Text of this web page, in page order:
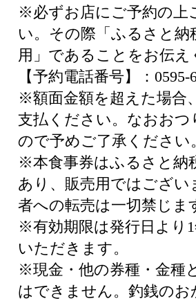
※必ずお店にご予約の上
い。その際「ふるさと納
用」であることをお伝え
【予約電話番号】：0595-
※額面金額を超えた場合
支払ください。なおおつ
ので予めご了承ください
※本食事券はふるさと納
あり、販売用ではござい
者への転売は一切禁じま
※有効期限は発行日より
いただきます。
※現金・他の券種・金種
はできません。釣銭のお